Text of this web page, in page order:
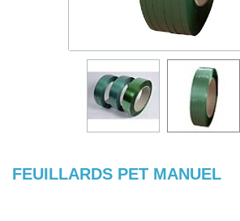
FEUILLARDS PET MANUEL